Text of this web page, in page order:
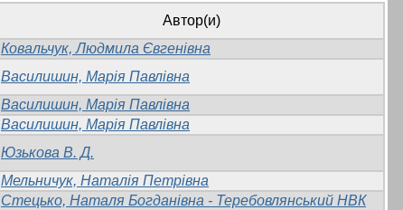
Автор(и)
Ковальчук, Людмила Євгенівна
Василишин, Марія Павлівна
Василишин, Марія Павлівна
Василишин, Марія Павлівна
Юзькова В. Д.
Мельничук, Наталія Петрівна
Стецько, Наталя Богданівна - Теребовлянський НВК